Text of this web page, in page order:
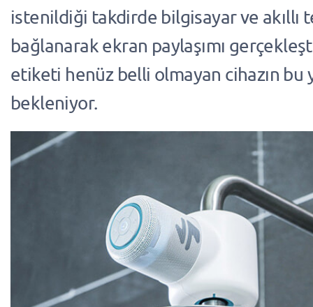
istenildiği takdirde bilgisayar ve akıllı
bağlanarak ekran paylaşımı
etiketi henüz belli olmayan cihazın bu
bekleniyor.